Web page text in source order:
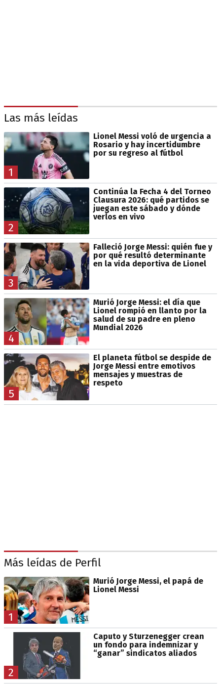
Las más leídas
1
Lionel Messi voló de urgencia a
Rosario y hay incertidumbre
por su regreso al fútbol
2
Continúa la Fecha 4 del Torneo
Clausura 2026: qué partidos se
juegan este sábado y dónde
verlos en vivo
3
Falleció Jorge Messi: quién fue y
por qué resultó determinante
en la vida deportiva de Lionel
4
Murió Jorge Messi: el día que
Lionel rompió en llanto por la
salud de su padre en pleno
Mundial 2026
5
El planeta fútbol se despide de
Jorge Messi entre emotivos
mensajes y muestras de
respeto
Más leídas de Perfil
1
Murió Jorge Messi, el papá de
Lionel Messi
2
Caputo y Sturzenegger crean
un fondo para indemnizar y
“ganar” sindicatos aliados